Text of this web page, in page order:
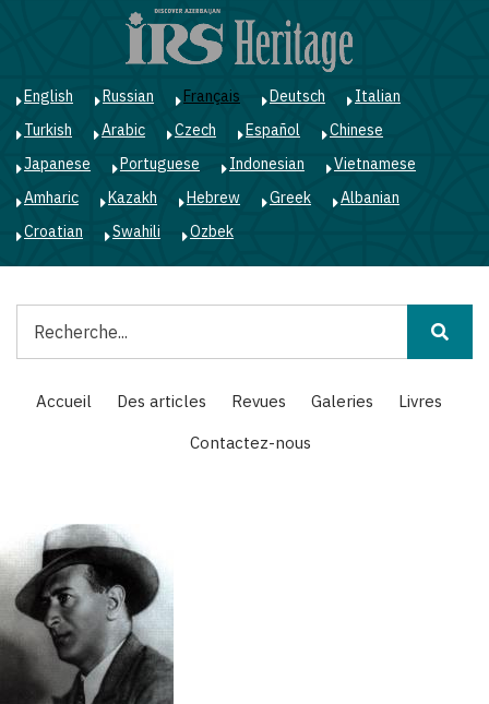
English Russian Français Deutsch
Italian
Turkish
Arabic Czech Español
Chinese
Japanese
Portuguese Indonesian
Vietnamese
Amharic
Kazakh Hebrew Greek
Albanian
Croatian
Swahili Ozbek
Main
navigation
Accueil Des articles Revues Galeries
Livres
Contactez-nous